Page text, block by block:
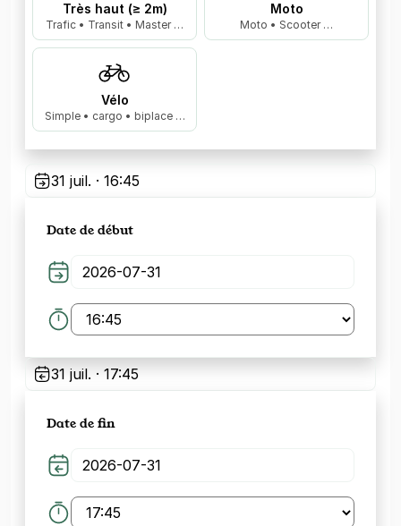
Très haut (≥ 2m)
Trafic • Transit • Master …
Moto
Moto • Scooter …
Vélo
Simple • cargo • biplace …
31 juil. · 16:45
Date de début
31 juil. · 17:45
Date de fin